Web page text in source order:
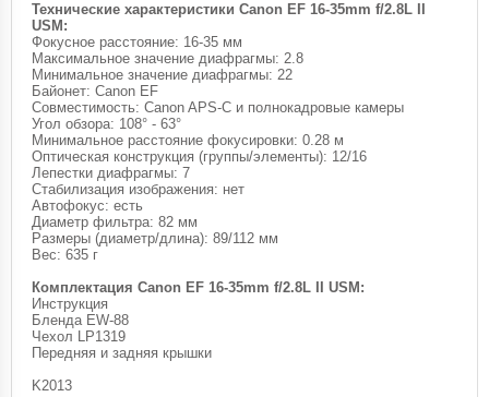
Технические характеристики Canon EF 16-35mm f/2.8L II
USM:
Фокусное расстояние: 16-35 мм
Максимальное значение диафрагмы: 2.8
Минимальное значение диафрагмы: 22
Байонет: Canon EF
Совместимость: Canon APS-C и полнокадровые камеры
Угол обзора: 108° - 63°
Минимальное расстояние фокусировки: 0.28 м
Оптическая конструкция (группы/элементы): 12/16
Лепестки диафрагмы: 7
Стабилизация изображения: нет
Автофокус: есть
Диаметр фильтра: 82 мм
Размеры (диаметр/длина): 89/112 мм
Вес: 635 г
Комплектация Canon EF 16-35mm f/2.8L II USM:
Инструкция
Бленда EW-88
Чехол LP1319
Передняя и задняя крышки
K2013